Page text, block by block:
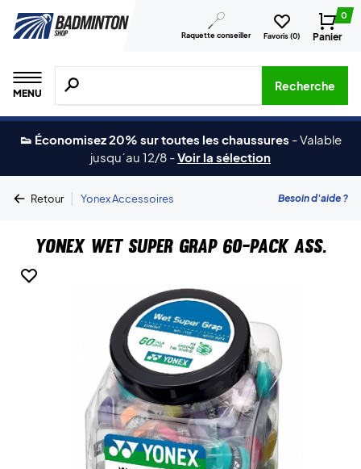
Raquette conseiller Favoris (0)
0
Panier
MENU
Recherche de produits, de marques, etc.
Recherche
👟 Économisez 20% sur toutes les chaussures -Valable
jusqu´au 12/8 -Voir la sélection
Retour | Yonex Accessoires Besoin d'aide ?
Yonex Wet Super Grap 60-Pack Ass.